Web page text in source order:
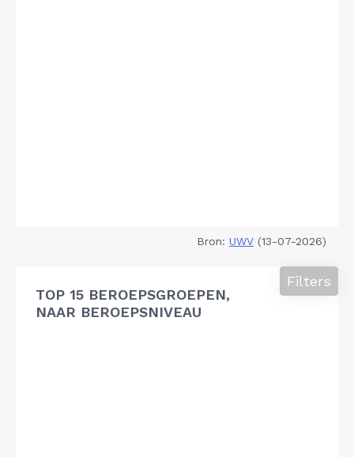
Bron: UWV (13-07-2026)
TOP 15 BEROEPSGROEPEN,
NAAR BEROEPSNIVEAU
Filters